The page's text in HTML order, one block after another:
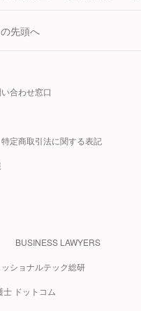
先頭へ
合わせ窓口
特定商取引法に関する表記
BUSINESS LAWYERS
ショナルテック総研
士 ドットコム